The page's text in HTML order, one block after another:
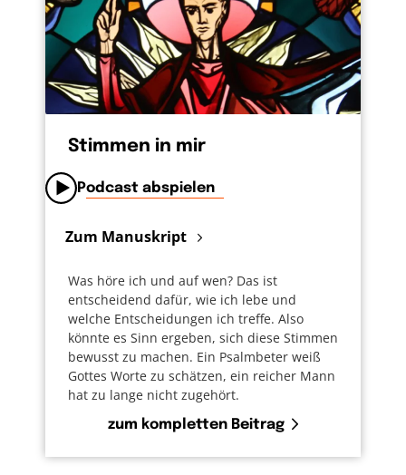
Stimmen in mir
Podcast abspielen
Zum Manuskript
Was höre ich und auf wen? Das ist
entscheidend dafür, wie ich lebe und
welche Entscheidungen ich treffe. Also
könnte es Sinn ergeben, sich diese Stimmen
bewusst zu machen. Ein Psalmbeter weiß
Gottes Worte zu schätzen, ein reicher Mann
hat zu lange nicht zugehört.
zum kompletten Beitrag